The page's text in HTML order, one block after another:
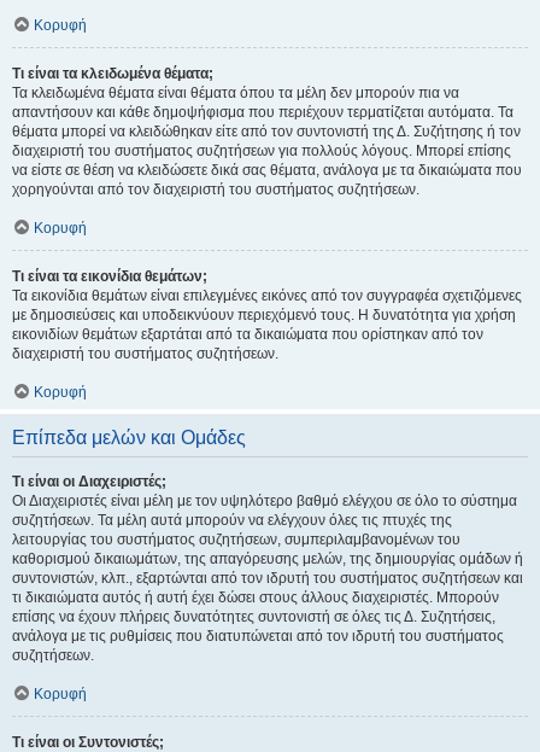
Κορυφή
Τι είναι τα κλειδωμένα θέματα;
Τα κλειδωμένα θέματα είναι θέματα όπου τα μέλη δεν μπορούν πια να
απαντήσουν και κάθε δημοψήφισμα που περιέχουν τερματίζεται αυτόματα. Τα
θέματα μπορεί να κλειδώθηκαν είτε από τον συντονιστή της Δ. Συζήτησης ή τον
διαχειριστή του συστήματος συζητήσεων για πολλούς λόγους. Μπορεί επίσης
να είστε σε θέση να κλειδώσετε δικά σας θέματα, ανάλογα με τα δικαιώματα που
χορηγούνται από τον διαχειριστή του συστήματος συζητήσεων.
Κορυφή
Τι είναι τα εικονίδια θεμάτων;
Τα εικονίδια θεμάτων είναι επιλεγμένες εικόνες από τον συγγραφέα σχετιζόμενες
με δημοσιεύσεις και υποδεικνύουν περιεχόμενό τους. Η δυνατότητα για χρήση
εικονιδίων θεμάτων εξαρτάται από τα δικαιώματα που ορίστηκαν από τον
διαχειριστή του συστήματος συζητήσεων.
Κορυφή
Επίπεδα μελών και Ομάδες
Τι είναι οι Διαχειριστές;
Οι Διαχειριστές είναι μέλη με τον υψηλότερο βαθμό ελέγχου σε όλο το σύστημα
συζητήσεων. Τα μέλη αυτά μπορούν να ελέγχουν όλες τις πτυχές της
λειτουργίας του συστήματος συζητήσεων, συμπεριλαμβανομένων του
καθορισμού δικαιωμάτων, της απαγόρευσης μελών, της δημιουργίας ομάδων ή
συντονιστών, κλπ., εξαρτώνται από τον ιδρυτή του συστήματος συζητήσεων και
τι δικαιώματα αυτός ή αυτή έχει δώσει στους άλλους διαχειριστές. Μπορούν
επίσης να έχουν πλήρεις δυνατότητες συντονιστή σε όλες τις Δ. Συζητήσεις,
ανάλογα με τις ρυθμίσεις που διατυπώνεται από τον ιδρυτή του συστήματος
συζητήσεων.
Κορυφή
Τι είναι οι Συντονιστές;